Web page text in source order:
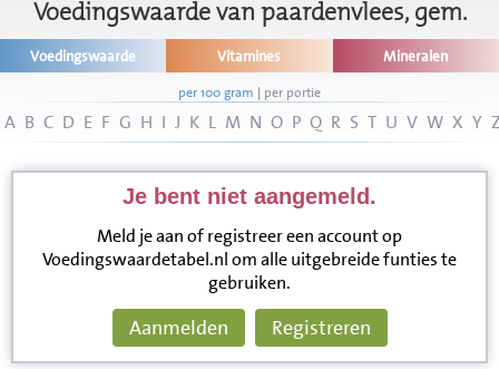
Informatie
Disclaimer
Voedingswaarde van paardenvlees, gem.
Voedingswaarde Vitamines Mineralen
per 100 gram | per portie
A B C D E F G H I J K L M N O P Q R S T U V W X Y
Je bent niet aangemeld.
Meld je aan of registreer een account op
Voedingswaardetabel.nl om alle uitgebreide funties te
gebruiken.
Aanmelden Registreren